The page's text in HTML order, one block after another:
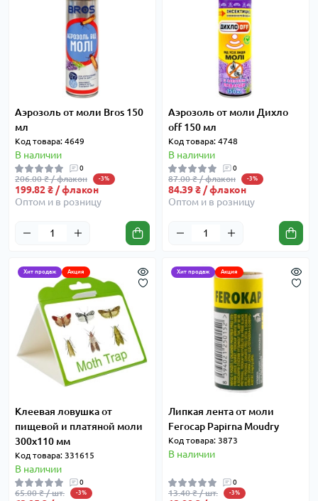
Аэрозоль от моли Bros 150
мл
Код товара: 4649
В наличии
0
206.00 ₴ / флакон -3%
199.82 ₴ / флакон
Оптом и в розницу
Аэрозоль от моли Дихло
off 150 мл
Код товара: 4748
В наличии
0
87.00 ₴ / флакон -3%
84.39 ₴ / флакон
Оптом и в розницу
Хит продаж Акция
Клеевая ловушка от
пищевой и платяной моли
300x110 мм
Код товара: 331615
В наличии
0
65.00 ₴ / шт. -3%
Хит продаж Акция
Липкая лента от моли
Ferocap Papirna Moudry
Код товара: 3873
В наличии
0
13.40 ₴ / шт. -3%